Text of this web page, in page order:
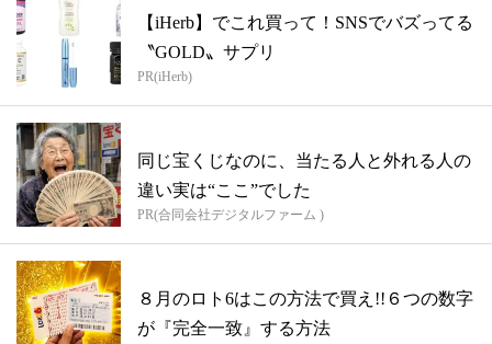
【iHerb】でこれ買って！SNSでバズってる
〝GOLD〟サプリ
PR(iHerb)
同じ宝くじなのに、当たる人と外れる人の
違い実は“ここ”でした
PR(合同会社デジタルファーム )
８月のロト6はこの方法で買え!!６つの数字
が『完全一致』する方法